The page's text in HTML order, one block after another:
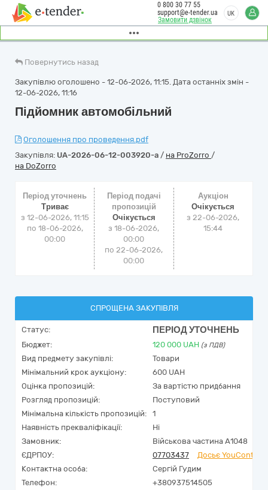
Замовити дзвінок
0 800 30 77 55
support@e-tender.ua
UK
Повернутись назад
Закупівлю оголошено - 12-06-2026, 11:15. Дата останніх змін -
12-06-2026, 11:16
Підйомник автомобільний
Оголошення про проведення.pdf
Закупівля: UA-2026-06-12-003920-a / на ProZorro /
на DoZorro
Період уточнень
Триває
з 12-06-2026, 11:15
по 18-06-2026,
00:00
Період подачі
пропозицій
Очікується
з 18-06-2026,
00:00
по 22-06-2026,
00:00
Аукціон
Очікується
з22-06-2026,
15:44
СПРОЩЕНА ЗАКУПІВЛЯ
Статус: ПЕРІОД УТОЧНЕНЬ
Бюджет: 120 000 UAH (з ПДВ)
Вид предмету закупівлі:
Товари
Мінімальний крок аукціону:
600 UAH
Оцінка пропозицій:
За вартістю придбання
Розгляд пропозицій:
Поступовий
Мінімальна кількість пропозицій:
1
Наявність прекваліфікації:
Ні
Замовник:
Військова частина А1048
ЄДРПОУ:
07703437
Досьє YouControl
Контактна особа:
Сергій Гудим
Телефон:
+380937514505